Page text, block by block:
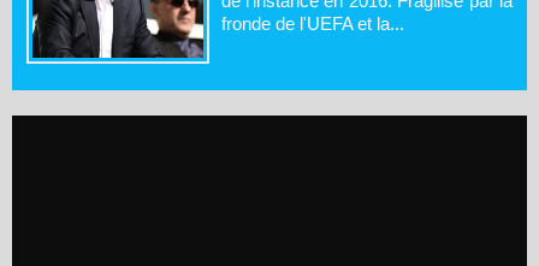
fronde de l'UEFA et la...